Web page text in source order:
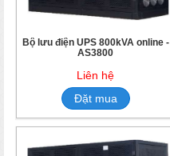
Bộ lưu điện UPS 800kVA online -
AS3800
Liên hệ
Đặt mua